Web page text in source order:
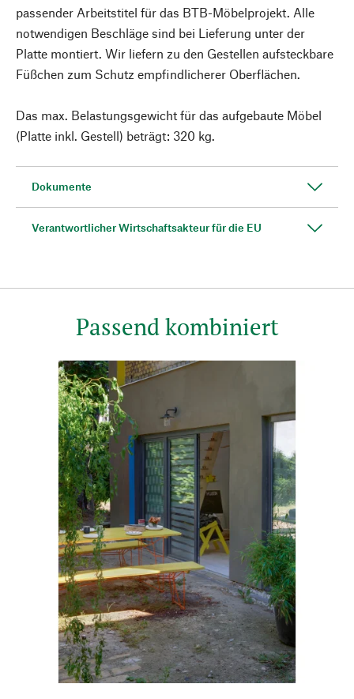
passender Arbeitstitel für das BTB-Möbelprojekt. Alle
notwendigen Beschläge sind bei Lieferung unter der
Platte montiert. Wir liefern zu den Gestellen aufsteckbare
Füßchen zum Schutz empfindlicherer Oberflächen.
Das max. Belastungsgewicht für das aufgebaute Möbel
(Platte inkl. Gestell) beträgt: 320 kg.
Dokumente
Verantwortlicher Wirtschaftsakteur für die EU
Passend kombiniert